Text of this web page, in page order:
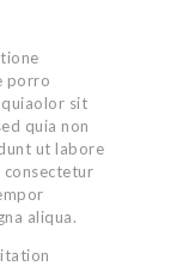
porro
sit
quia non
ut labore
aliqua.